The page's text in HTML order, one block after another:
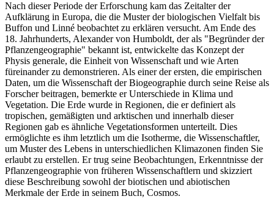
Nach dieser Periode der Erforschung kam das Zeitalter der
Aufklärung in Europa, die die Muster der biologischen Vielfalt bis
Buffon und Linné beobachtet zu erklären versucht. Am Ende des
18. Jahrhunderts, Alexander von Humboldt, der als "Begründer der
Pflanzengeographie" bekannt ist, entwickelte das Konzept der
Physis generale, die Einheit von Wissenschaft und wie Arten
füreinander zu demonstrieren. Als einer der ersten, die empirischen
Daten, um die Wissenschaft der Biogeographie durch seine Reise als
Forscher beitragen, bemerkte er Unterschiede in Klima und
Vegetation. Die Erde wurde in Regionen, die er definiert als
tropischen, gemäßigten und arktischen und innerhalb dieser
Regionen gab es ähnliche Vegetationsformen unterteilt. Dies
ermöglichte es ihm letztlich um die Isotherme, die Wissenschaftler,
um Muster des Lebens in unterschiedlichen Klimazonen finden Sie
erlaubt zu erstellen. Er trug seine Beobachtungen, Erkenntnisse der
Pflanzengeographie von früheren Wissenschaftlern und skizziert
diese Beschreibung sowohl der biotischen und abiotischen
Merkmale der Erde in seinem Buch, Cosmos.